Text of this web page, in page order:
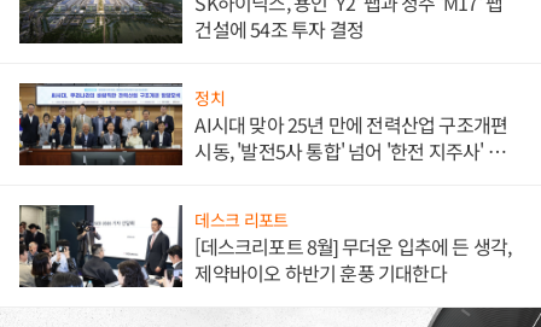
건설에 54조 투자 결정
정치
AI시대 맞아 25년 만에 전력산업 구조개편
시동, '발전5사 통합' 넘어 '한전 지주사' 재편
데스크 리포트
[데스크리포트 8월] 무더운 입추에 든 생각,
제약바이오 하반기 훈풍 기대한다